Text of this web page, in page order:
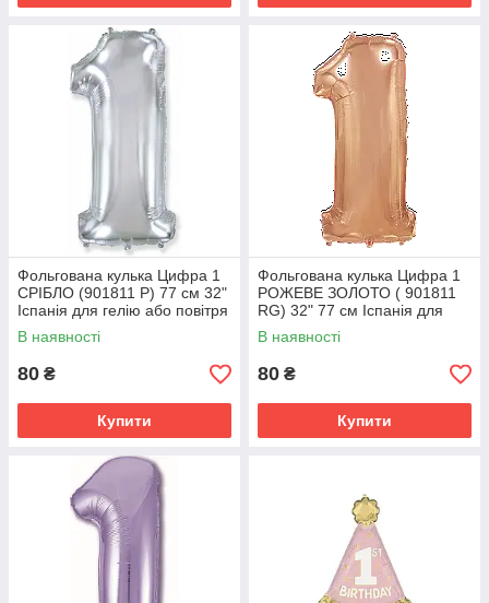
Фольгована кулька Цифра 1
СРІБЛО (901811 Р) 77 см 32"
Іспанія для гелію або повітря
В наявності
80 ₴
Купити
Фольгована кулька Цифра 1
РОЖЕВЕ ЗОЛОТО ( 901811
RG) 32" 77 см Іспанія для
гелію або повітря
В наявності
80 ₴
Купити